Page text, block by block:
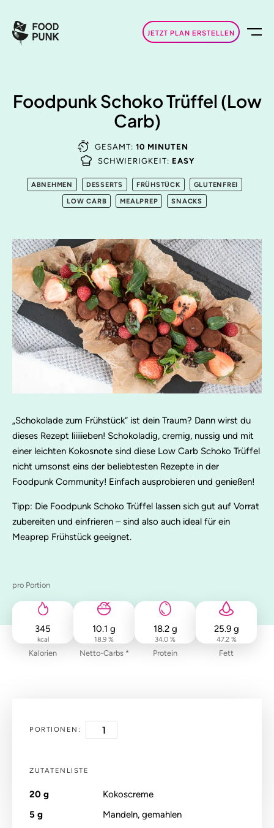
JETZT PLAN ERSTELLEN
Foodpunk Schoko Trüffel (Low
Carb)
GESAMT: 10 MINUTEN
SCHWIERIGKEIT: EASY
ABNEHMEN DESSERTS FRÜHSTÜCK GLUTENFREI
LOW CARB MEALPREP SNACKS
„Schokolade zum Frühstück“ ist dein Traum? Dann wirst du
dieses Rezept liiiiieben! Schokoladig, cremig, nussig und mit
einer leichten Kokosnote sind diese Low Carb Schoko Trüffel
nicht umsonst eins der beliebtesten Rezepte in der
Foodpunk Community! Einfach ausprobieren und genießen!
Tipp: Die Foodpunk Schoko Trüffel lassen sich gut auf Vorrat
zubereiten und einfrieren – sind also auch ideal für ein
Meaprep Frühstück geeignet.
pro Portion
345
kcal
Kalorien
10.1 g
18.9 %
Netto-Carbs *
18.2 g
34.0 %
Protein
25.9 g
47.2 %
Fett
PORTIONEN:
ZUTATENLISTE
20 g
Kokoscreme
5 g
Mandeln, gemahlen